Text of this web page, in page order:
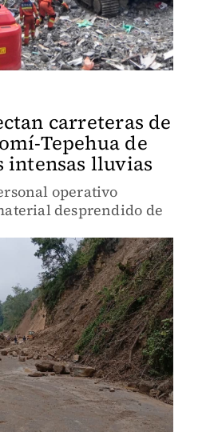
carreteras de
Tepehua de
intensas lluvias
operativo
desprendido de